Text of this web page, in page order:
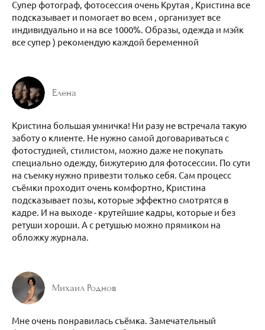
Супер фотограф, фотосессия очень Крутая , Кристина все
подсказывает и помогает во всем , организует все
индивидуально и на все 1000%. Образы, одежда и мэйк
все супер ) рекомендую каждой беременной
Елена
Кристина большая умничка! Ни разу не встречала такую
заботу о клиенте. Не нужно самой договариваться с
фотостудией, стилистом, можно даже не покупать
специально одежду, бижутерию для фотосессии. По сути
на съемку нужно привезти только себя. Сам процесс
съёмки проходит очень комфортно, Кристина
подсказывает позы, которые эффектно смотрятся в
кадре. И на выходе - крутейшие кадры, которые и без
ретуши хороши. А с ретушью можно прямиком на
обложку журнала.
Михаил Роднов
Мне очень понравилась съёмка. Замечательный